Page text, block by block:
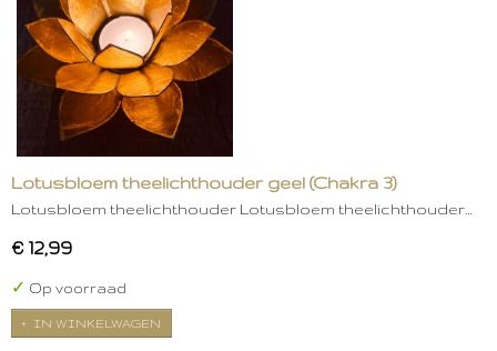
Lotusbloem theelichthouder geel (Chakra 3)
Lotusbloem theelichthouder Lotusbloem theelichthouder…
€ 12,99
✓ Op voorraad
IN WINKELWAGEN